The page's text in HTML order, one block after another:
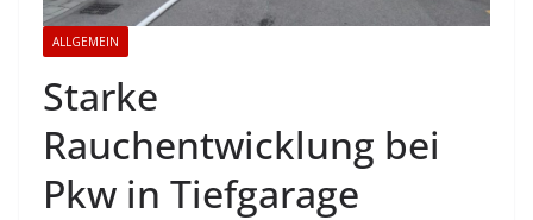
ALLGEMEIN
Starke
Rauchentwicklung bei
Pkw in Tiefgarage